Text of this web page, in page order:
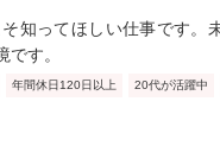
知ってほしい仕事です
す。
年間休日120日以上 20代が活躍中